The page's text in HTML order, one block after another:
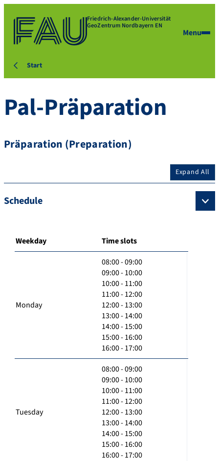
Friedrich-Alexander-Universität
GeoZentrum Nordbayern EN
Menu
Start
Pal-Präparation
Präparation (Preparation)
Expand All
Schedule
Weekday Time slots
Monday
08:00 - 09:00
09:00 - 10:00
10:00 - 11:00
11:00 - 12:00
12:00 - 13:00
13:00 - 14:00
14:00 - 15:00
15:00 - 16:00
16:00 - 17:00
Tuesday
08:00 - 09:00
09:00 - 10:00
10:00 - 11:00
11:00 - 12:00
12:00 - 13:00
13:00 - 14:00
14:00 - 15:00
15:00 - 16:00
16:00 - 17:00